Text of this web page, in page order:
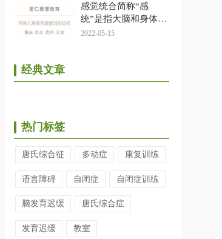
感觉统合简称“感
统”是指大脑和身体相
互协调的学习过程
2022-05-15
经典文章
热门标签
唐氏综合征 多动症 康复训练
语言障碍 自闭症 自闭症训练
脑发育迟缓 唐氏综合症
发育迟缓 教室